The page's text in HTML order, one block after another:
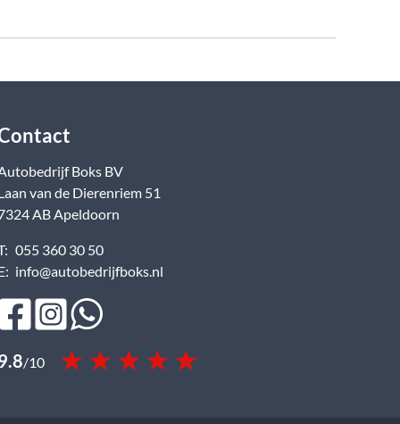
Boks BV
van de Dierenriem 51
ABApeldoorn
055 360 30 50
info@autobedrijfboks.nl
/10